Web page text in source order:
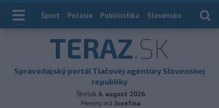
Index
Šport Počasie Publicistika Slovensko
TERAZ.SK
Spravodajský portál Tlačovej agentúry Slovenskej
republiky
Štvrtok 6. august 2026
Meniny má Jozefína